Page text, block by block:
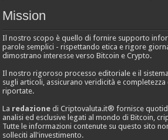
Mission
Il nostro scopo è quello di fornire supporto
parole semplici - rispettando etica e rigore
dimostrano interesse verso Bitcoin e Crypto.
Il nostro rigoroso processo editoriale e il
sugli articoli, assicurano veridicità e
riportate.
La redazione di Criptovaluta.it® fornisce
analisi ed esclusive legati al mondo di Bitcoin,
Tutte le informazioni contenute su questo sito
solleciti all'investimento.